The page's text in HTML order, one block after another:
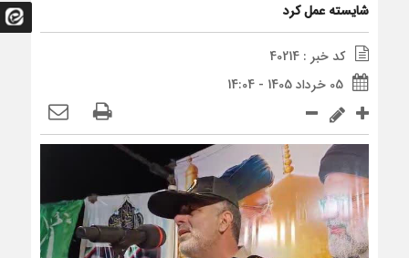
شایسته عمل کرد
کد خبر : 40214
05 خرداد 1405 - 14:04